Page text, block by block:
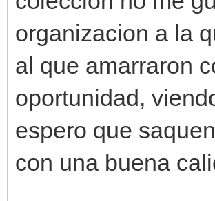
organizacion a la
al que amarraron
oportunidad,
espero que
con una buena